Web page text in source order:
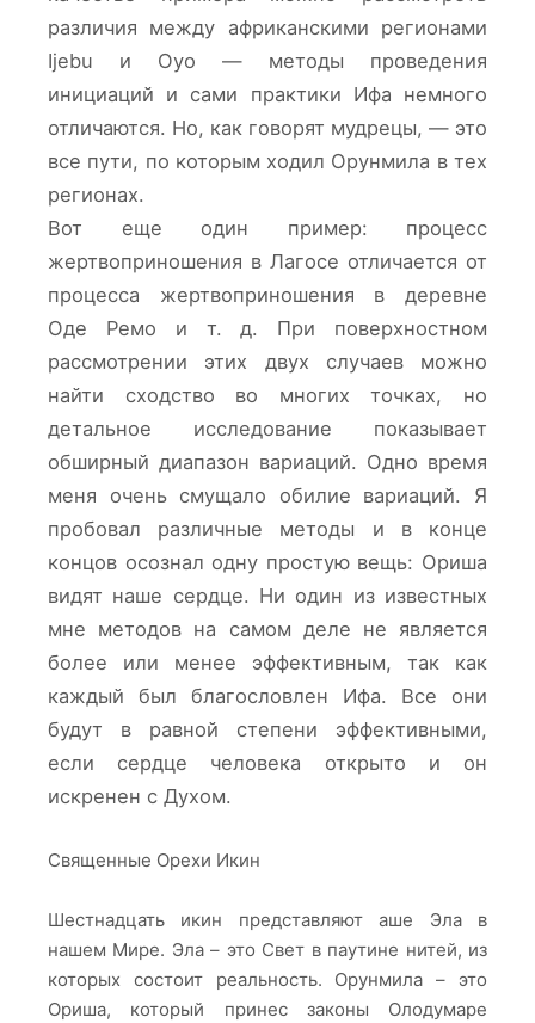
различия между африканскими регионами
Ijebu и Oyo — методы проведения
инициаций и сами практики Ифа немного
отличаются. Но, как говорят мудрецы, — это
все пути, по которым ходил Орунмила в тех
регионах.
Вот еще один пример: процесс
жертвоприношения в Лагосе отличается от
процесса жертвоприношения в деревне
Оде Ремо и т. д. При поверхностном
рассмотрении этих двух случаев можно
найти сходство во многих точках, но
детальное исследование показывает
обширный диапазон вариаций. Одно время
меня очень смущало обилие вариаций. Я
пробовал различные методы и в конце
концов осознал одну простую вещь: Ориша
видят наше сердце. Ни один из известных
мне методов на самом деле не является
более или менее эффективным, так как
каждый был благословлен Ифа. Все они
будут в равной степени эффективными,
если сердце человека открыто и он
искренен с Духом.
Священные Орехи Икин
Шестнадцать икин представляют аше Эла в
нашем Мире. Эла – это Cвет в паутине нитей, из
которых состоит реальность. Орунмила – это
Ориша, который принес законы Олодумаре